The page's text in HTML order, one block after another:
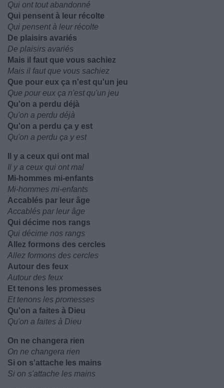
Qui ont tout abandonné
Qui pensent à leur récolte
Qui pensent à leur récolte
De plaisirs avariés
De plaisirs avariés
Mais il faut que vous sachiez
Mais il faut que vous sachiez
Que pour eux ça n'est qu'un jeu
Que pour eux ça n'est qu'un jeu
Qu'on a perdu déjà
Qu'on a perdu déjà
Qu'on a perdu ça y est
Qu'on a perdu ça y est
Il y a ceux qui ont mal
Il y a ceux qui ont mal
Mi-hommes mi-enfants
Mi-hommes mi-enfants
Accablés par leur âge
Accablés par leur âge
Qui décime nos rangs
Qui décime nos rangs
Allez formons des cercles
Allez formons des cercles
Autour des feux
Autour des feux
Et tenons les promesses
Et tenons les promesses
Qu'on a faites à Dieu
Qu'on a faites à Dieu
On ne changera rien
On ne changera rien
Si on s'attache les mains
Si on s'attache les mains